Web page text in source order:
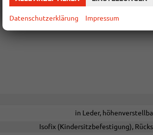
in Leder,
Isofix (Kindersitzbefestigung),
Datenschutzerklärung Impressum